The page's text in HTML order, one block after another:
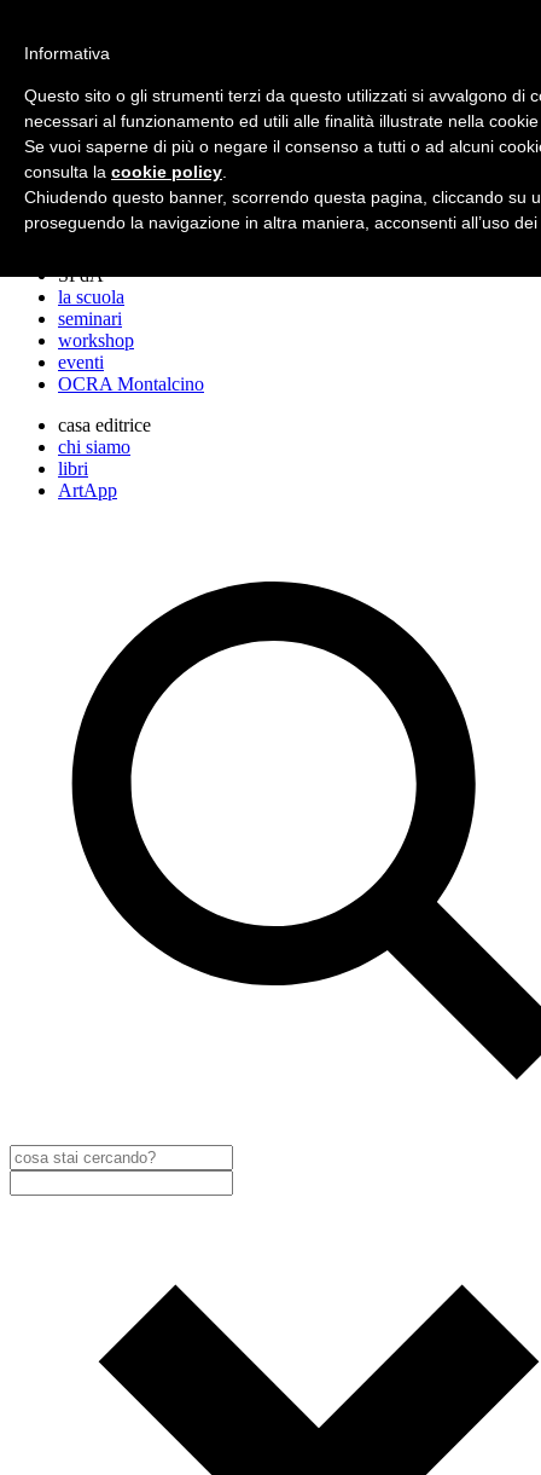
archos
lo studio
progetti
lectures
stampa
SPdA
la scuola
seminari
workshop
eventi
OCRA Montalcino
casa editrice
chi siamo
libri
ArtApp
Informativa
Questo sito o gli strumenti terzi da questo utilizzati si avvalgono di
necessari al funzionamento ed utili alle finalità illustrate nella
Se vuoi saperne di più o negare il consenso a tutti o ad alcuni
consulta la cookie policy
Chiudendo questo banner, scorrendo questa pagina, cliccando su
proseguendo la navigazione in altra maniera, acconsenti all’uso